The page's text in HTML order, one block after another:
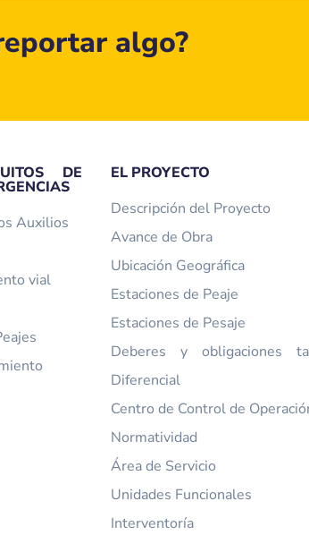
algo?
DE
Auxilios
vial
EL PROYECTO
Descripción del Proyecto
Avance de Obra
Ubicación Geográfica
Estaciones de Peaje
Estaciones de Pesaje
Deberes y obligaciones
Diferencial
Centro de Control de
Normatividad
Área de Servicio
Unidades Funcionales
Interventoría